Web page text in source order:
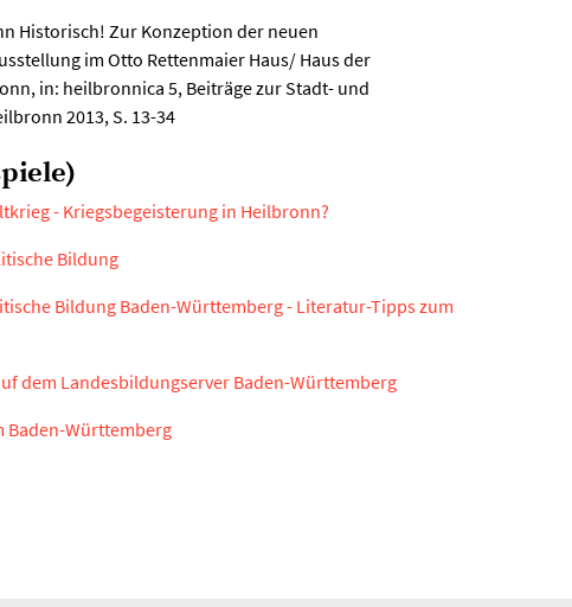
Historisch! Zur Konzeption der neuen
im Otto Rettenmaier Haus/ Haus der
in: heilbronnica 5, Beiträge zur Stadt- und
2013, S. 13-34
- Kriegsbegeisterung in Heilbronn?
Bildung
Bildung Baden-Württemberg - Literatur-­­Tipps zum
dem Landesbildungserver Baden-Württemberg
Baden-Württemberg